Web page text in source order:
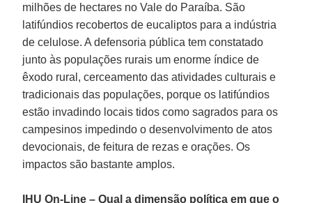
milhões de hectares no Vale do Paraíba. São
latifúndios recobertos de eucaliptos para a indústria
de celulose. A defensoria pública tem constatado
junto às populações rurais um enorme índice de
êxodo rural, cerceamento das atividades culturais e
tradicionais das populações, porque os latifúndios
estão invadindo locais tidos como sagrados para os
campesinos impedindo o desenvolvimento de atos
devocionais, de feitura de rezas e orações. Os
impactos são bastante amplos.
IHU On-Line – Qual a dimensão política em que o